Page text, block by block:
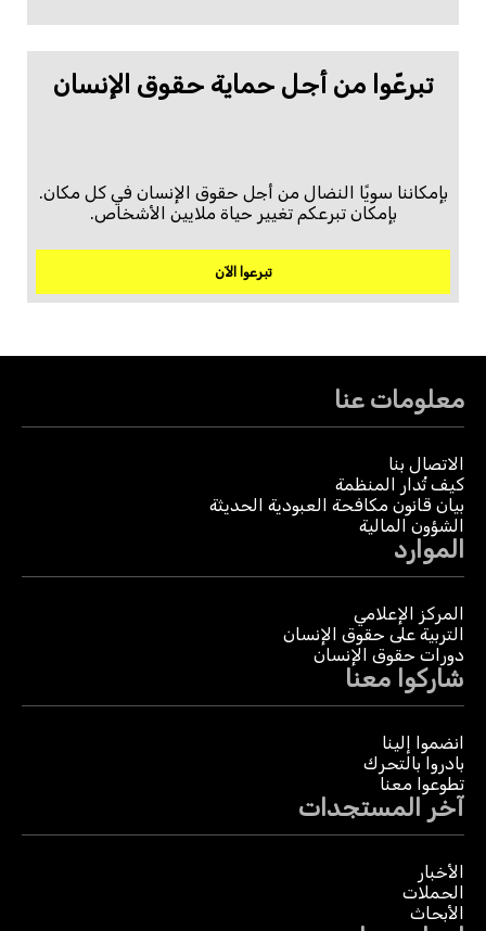
تبرعّوا من أجل حماية حقوق الإنسان
بإمكاننا سويًا النضال من أجل حقوق الإنسان في كل مكان.
بإمكان تبرعكم تغيير حياة ملايين الأشخاص.
تبرعوا الآن
معلومات عنا
الاتصال بنا
كيف تُدار المنظمة
بيان قانون مكافحة العبودية الحديثة
الشؤون المالية
الموارد
المركز الإعلامي
التربية على حقوق الإنسان
دورات حقوق الإنسان
شاركوا معنا
انضموا إلينا
بادروا بالتحرك
تطوعوا معنا
آخر المستجدات
الأخبار
الحملات
الأبحاث